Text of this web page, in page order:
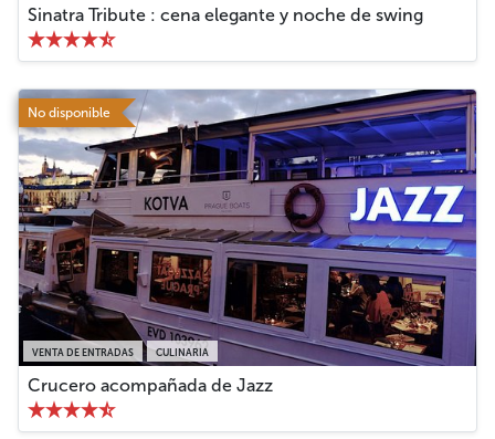
Sinatra Tribute : cena elegante y noche de swing
No disponible
VENTA DE ENTRADAS CULINARIA
Crucero acompañada de Jazz